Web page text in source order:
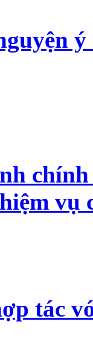
vụ
tác